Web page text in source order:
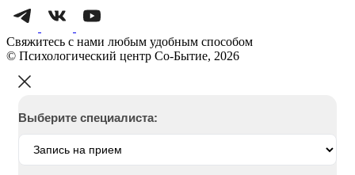
Свяжитесь с нами любым удобным способом
© Психологический центр Со-Бытие, 2026
Выберите специалиста: